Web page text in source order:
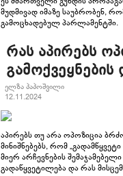
მუდმივად იმაზე საუბრობენ,
გამოცხადებულ პარლამენტში.
რას აპირებს
გამოქვეყნების
ელზა პაპოშვილი
12.11.2024
აპირებს თუ არა ოპოზიცია
მინიშნებებს, რომ
მიერ არჩევნების
გადაწყვეტილება და რას